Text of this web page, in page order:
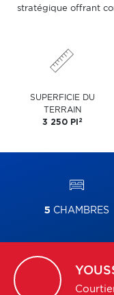
stratégique offrant
SUPERFICIE DU
TERRAIN
3 250 PI 2
5 CHAMBRES